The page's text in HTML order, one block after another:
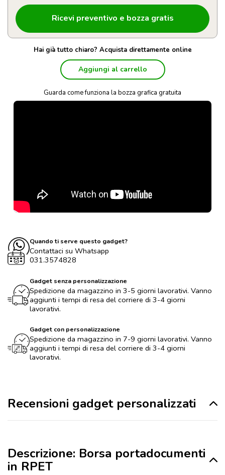
Hai già tutto chiaro? Acquista direttamente online
Aggiungi al carrello
Guarda come funziona la bozza grafica gratuita
Quando ti serve questo gadget?
Contattaci su Whatsapp
031.3574828
Gadget senza personalizzazione
Spedizione da magazzino in 3-5 giorni lavorativi. Vanno
aggiunti i tempi di resa del corriere di 3-4 giorni
lavorativi.
Gadget con personalizzazione
Spedizione da magazzino in 7-9 giorni lavorativi. Vanno
aggiunti i tempi di resa del corriere di 3-4 giorni
lavorativi.
Recensioni gadget personalizzati
Descrizione: Borsa portadocumenti
in RPET